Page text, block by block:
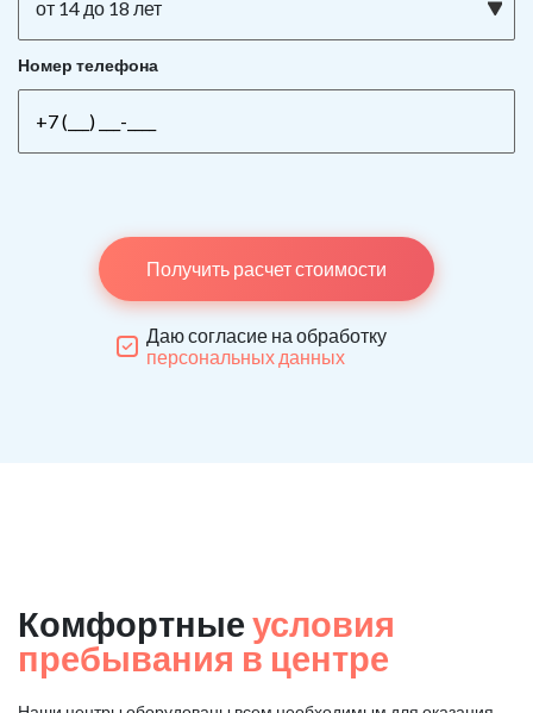
от 14 до 18 лет
Номер телефона
Получить расчет стоимости
Даю согласие на обработку
персональных данных
Комфортные условия
пребывания в центре